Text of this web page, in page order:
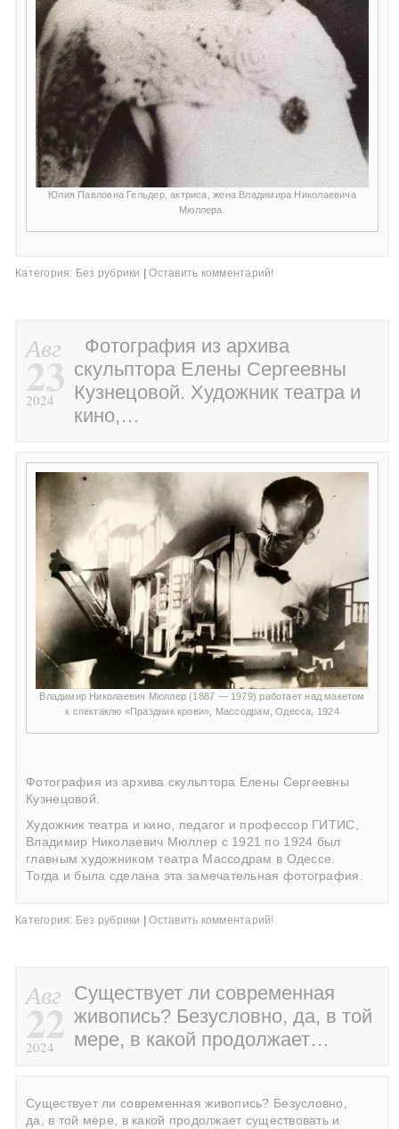
Юлия Павловна Гельдер, актриса, жена Владимира Николаевича
Мюллера.
Категория: Без рубрики Оставить комментарий!
Авг
23
2024
Фотография из архива
скульптора Елены Сергеевны
Кузнецовой. Художник театра и
кино,…
Владимир Николаевич Мюллер (1887 — 1979) работает над макетом
к спектаклю «Праздник крови», Массодрам, Одесса, 1924
Фотография из архива скульптора Елены Сергеевны
Кузнецовой.
Художник театра и кино, педагог и профессор ГИТИС,
Владимир Николаевич Мюллер с 1921 по 1924 был
главным художником театра Массодрам в Одессе.
Тогда и была сделана эта замечательная фотография.
Категория: Без рубрики Оставить комментарий!
Авг
22
2024
Существует ли современная
живопись? Безусловно, да, в той
мере, в какой продолжает…
Существует ли современная живопись? Безусловно,
да, в той мере, в какой продолжает существовать и